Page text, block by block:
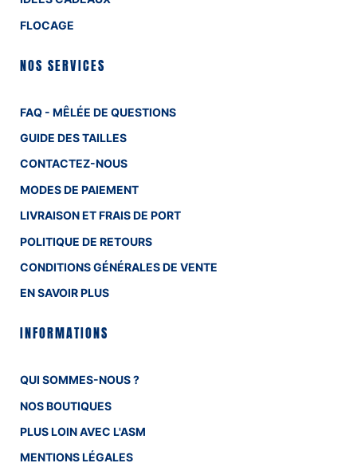
FLOCAGE
NOS SERVICES
FAQ - MÊLÉE DE QUESTIONS
GUIDE DES TAILLES
CONTACTEZ-NOUS
MODES DE PAIEMENT
LIVRAISON ET FRAIS DE PORT
POLITIQUE DE RETOURS
CONDITIONS GÉNÉRALES DE VENTE
EN SAVOIR PLUS
INFORMATIONS
QUI SOMMES-NOUS ?
NOS BOUTIQUES
PLUS LOIN AVEC L'ASM
MENTIONS LÉGALES